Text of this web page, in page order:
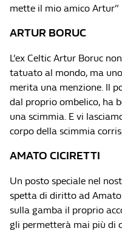
mette il mio amico Artur”
ARTUR BORUC
L’ex Celtic Artur Boruc
tatuato al mondo, ma
merita una menzione. Il
dal proprio ombelico, ha
una scimmia. E vi
corpo della scimmia
AMATO CICIRETTI
Un posto speciale nel
spetta di diritto ad
sulla gamba il proprio
gli permetterà mai più di